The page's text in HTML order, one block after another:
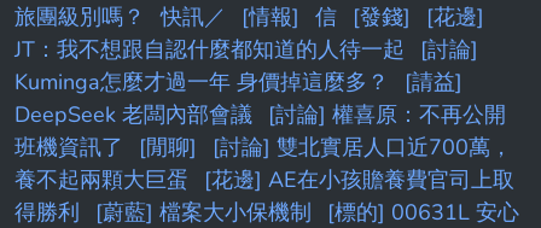
旅團級別嗎？
快訊／ [情報] 信 [發錢]
[花邊]
JT：我不想跟自認什麼都知道的人待一起
[討論]
Kuminga怎麼才過一年 身價掉這麼多？
[請益]
DeepSeek 老闆內部會議
[討論] 權喜原：不再公開
班機資訊了
[閒聊]
[討論] 雙北實居人口近700萬，
養不起兩顆大巨蛋
[花邊] AE在小孩贍養費官司上取
得勝利
[蔚藍] 檔案大小保機制
[標的] 00631L 安心